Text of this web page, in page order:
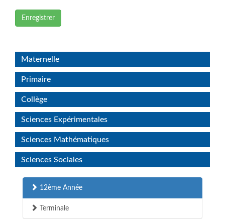
Enregistrer
Maternelle
Primaire
Collège
Sciences Expérimentales
Sciences Mathématiques
Sciences Sociales
12ème Année
Terminale